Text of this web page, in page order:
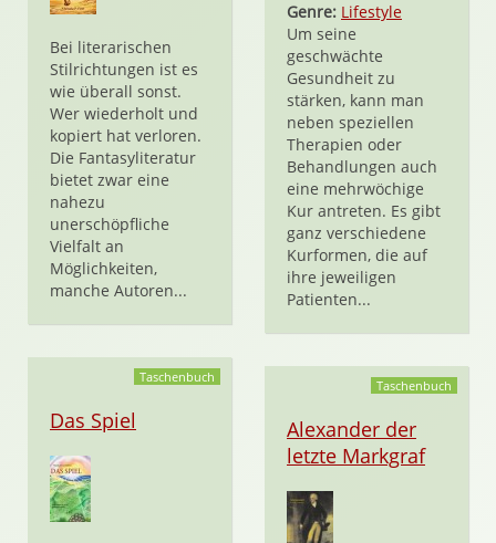
Bei literarischen
Stilrichtungen ist es
wie überall sonst.
Wer wiederholt und
kopiert hat verloren.
Die Fantasyliteratur
bietet zwar eine
nahezu
unerschöpfliche
Vielfalt an
Möglichkeiten,
manche Autoren...
Genre: Lifestyle
Um seine
geschwächte
Gesundheit zu
stärken, kann man
neben speziellen
Therapien oder
Behandlungen auch
eine mehrwöchige
Kur antreten. Es gibt
ganz verschiedene
Kurformen, die auf
ihre jeweiligen
Patienten...
Taschenbuch
Das Spiel
Taschenbuch
Alexander der
letzte Markgraf